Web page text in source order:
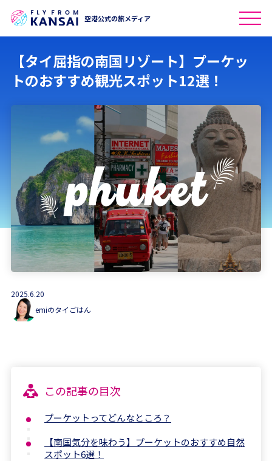
空港公式の旅メディア
【タイ屈指の南国リゾート】プーケッ
トのおすすめ観光スポット12選！
2025.6.20
emiのタイごはん
この記事の目次
プーケットってどんなところ？
【南国気分を味わう】プーケットのおすすめ自然
スポット6選！